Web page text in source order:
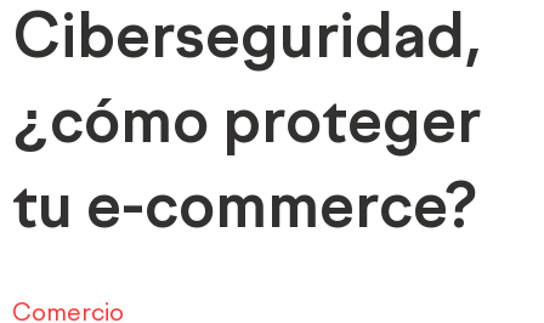
Ciberseguridad,
¿cómo proteger
tu e-commerce?
Comercio